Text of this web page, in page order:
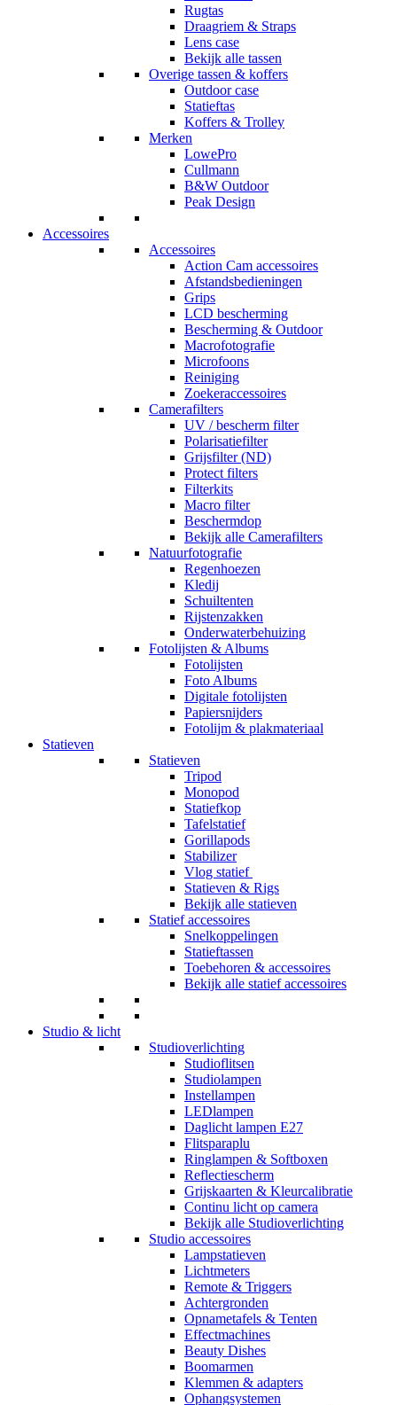
Rugtas
Draagriem & Straps
Lens case
Bekijk alle tassen
Overige tassen & koffers
Outdoor case
Statieftas
Koffers & Trolley
Merken
LowePro
Cullmann
B&W Outdoor
Peak Design
Accessoires
Accessoires
Action Cam accessoires
Afstandsbedieningen
Grips
LCD bescherming
Bescherming & Outdoor
Macrofotografie
Microfoons
Reiniging
Zoekeraccessoires
Camerafilters
UV / bescherm filter
Polarisatiefilter
Grijsfilter (ND)
Protect filters
Filterkits
Macro filter
Beschermdop
Bekijk alle Camerafilters
Natuurfotografie
Regenhoezen
Kledij
Schuiltenten
Rijstenzakken
Onderwaterbehuizing
Fotolijsten & Albums
Fotolijsten
Foto Albums
Digitale fotolijsten
Papiersnijders
Fotolijm & plakmateriaal
Statieven
Statieven
Tripod
Monopod
Statiefkop
Tafelstatief
Gorillapods
Stabilizer
Vlog statief
Statieven & Rigs
Bekijk alle statieven
Statief accessoires
Snelkoppelingen
Statieftassen
Toebehoren & accessoires
Bekijk alle statief accessoires
Studio & licht
Studioverlichting
Studioflitsen
Studiolampen
Instellampen
LEDlampen
Daglicht lampen E27
Flitsparaplu
Ringlampen & Softboxen
Reflectiescherm
Grijskaarten & Kleurcalibratie
Continu licht op camera
Bekijk alle Studioverlichting
Studio accessoires
Lampstatieven
Lichtmeters
Remote & Triggers
Achtergronden
Opnametafels & Tenten
Effectmachines
Beauty Dishes
Boomarmen
Klemmen & adapters
Ophangsystemen